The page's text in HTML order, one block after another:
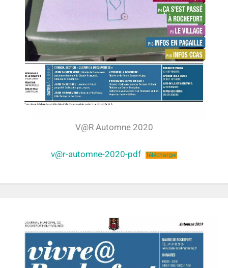
V@R Automne 2020
v@r-automne-2020-pdf Télécharger